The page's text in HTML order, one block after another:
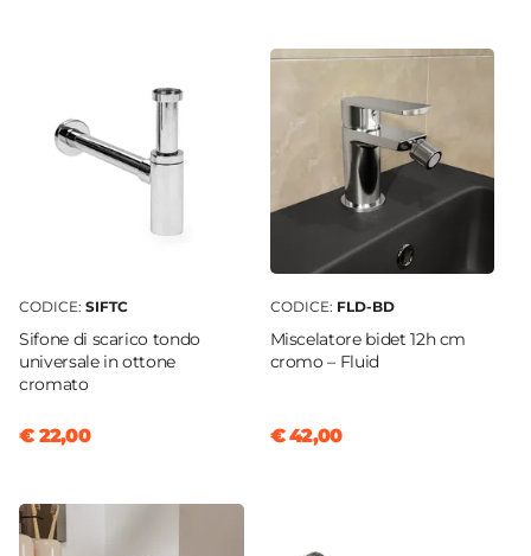
CODICE: SIFTC
Sifone di scarico tondo
universale in ottone
cromato
€ 22,00
CODICE: FLD-BD
Miscelatore bidet 12h cm
cromo – Fluid
€ 42,00